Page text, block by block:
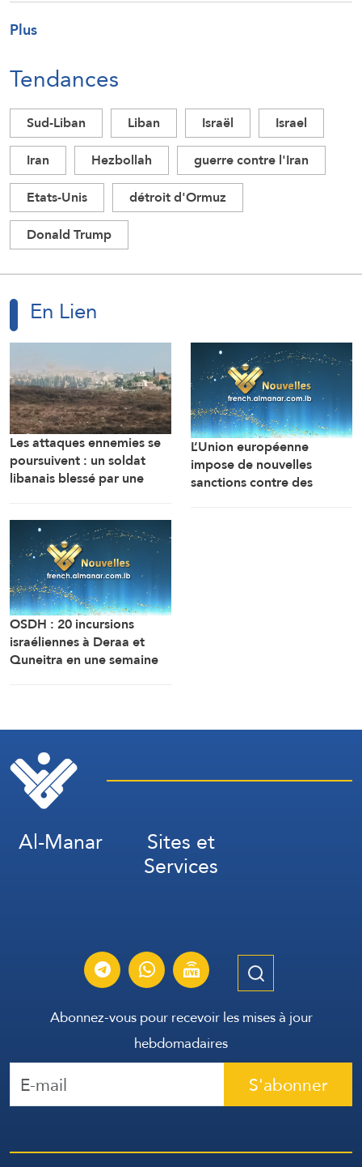
Plus
Tendances
Sud-Liban Liban Israël
Israel
Iran
Hezbollah
guerre contre l'Iran
Etats-Unis
détroit d'Ormuz
Donald Trump
En Lien
Les attaques ennemies se
poursuivent : un soldat
libanais blessé par une
L’Union européenne
impose de nouvelles
sanctions contre des
OSDH : 20 incursions
israéliennes à Deraa et
Quneitra en une semaine
Al-Manar Sites et
Services
Abonnez-vous pour recevoir les mises à jour
hebdomadaires
S'abonner